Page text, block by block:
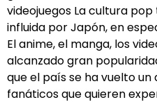
videojuegos La cultura
influida por Japón, en
El anime, el manga, los
alcanzado gran
que el país se ha vuelto
fanáticos que quieren